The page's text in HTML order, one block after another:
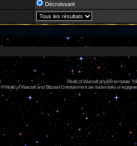
Décroissant
World of Warcraft phpBB template
©World of Warcraft and Blizzard Entertainment are trademarks or